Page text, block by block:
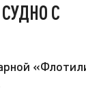
С